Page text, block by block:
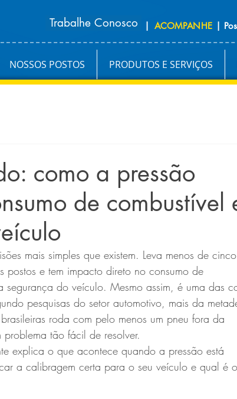
Trabalhe Conosco ACOMPANHE |
|
NOSSOS POSTOS PRODUTOS E SERVIÇOS
como a pressão
de combustível
mais simples que existem. Leva menos de cinco
e tem impacto direto no consumo de
do veículo. Mesmo assim, é uma das
pesquisas do setor automotivo, mais da
roda com pelo menos um pneu fora da
tão fácil de resolver.
explica o que acontece quando a pressão está
a calibragem certa para o seu veículo e qual é o